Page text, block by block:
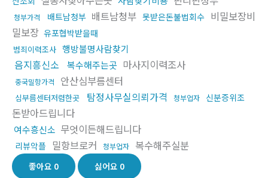
청부가격 배트남청부 배트남청부 못받은돈불법회수 비밀보장비
밀보장 유포협박받을때
범죄이력조사 행방불명사람찾기
음지흥신소 복수해주는곳 마사지이력조사
중국밀항가격 안산심부름센터
심부름센터저렴한곳 탐정사무실의뢰가격 청부업자 신분증위조
돈받아드립니다
여수흥신소 무엇이든해드립니다
리뷰악플 밀항브로커 청부업자 복수해주실분
좋아요 0 싫어요 0